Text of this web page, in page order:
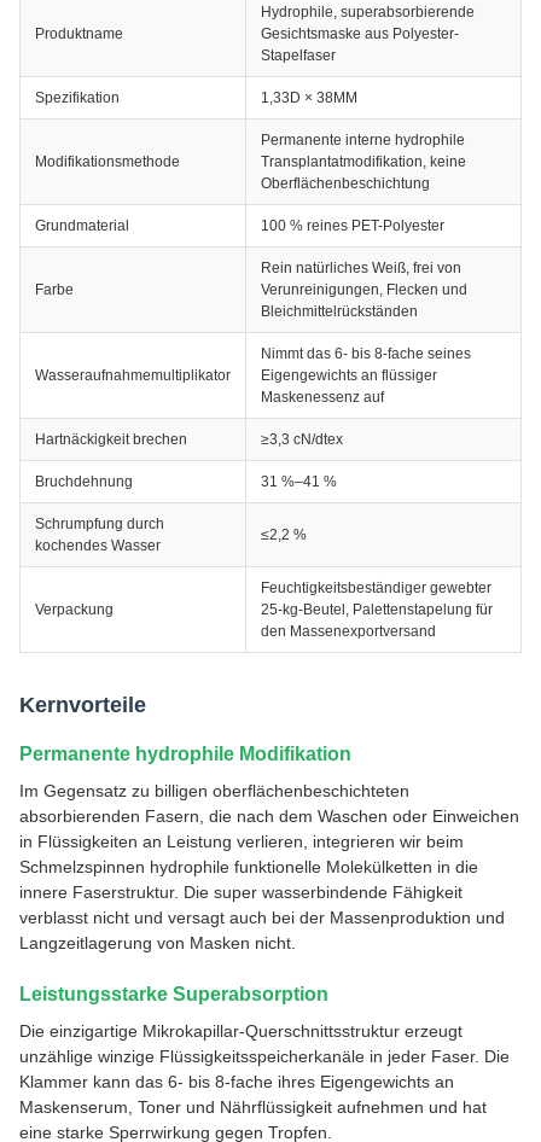
Produktname
Hydrophile, superabsorbierende
Gesichtsmaske aus Polyester-
Stapelfaser
Spezifikation 1,33D × 38MM
Modifikationsmethode
Permanente interne hydrophile
Transplantatmodifikation, keine
Oberflächenbeschichtung
Grundmaterial 100 % reines PET-Polyester
Farbe
Rein natürliches Weiß, frei von
Verunreinigungen, Flecken und
Bleichmittelrückständen
Wasseraufnahmemultiplikator
Nimmt das 6- bis 8-fache seines
Eigengewichts an flüssiger
Maskenessenz auf
Hartnäckigkeit brechen ≥3,3 cN/dtex
Bruchdehnung 31 %–41 %
Schrumpfung durch
kochendes Wasser
≤2,2 %
Verpackung
Feuchtigkeitsbeständiger gewebter
25-kg-Beutel, Palettenstapelung für
den Massenexportversand
Kernvorteile
Permanente hydrophile Modifikation
Im Gegensatz zu billigen oberflächenbeschichteten
absorbierenden Fasern, die nach dem Waschen oder Einweichen
in Flüssigkeiten an Leistung verlieren, integrieren wir beim
Schmelzspinnen hydrophile funktionelle Molekülketten in die
innere Faserstruktur. Die super wasserbindende Fähigkeit
verblasst nicht und versagt auch bei der Massenproduktion und
Langzeitlagerung von Masken nicht.
Leistungsstarke Superabsorption
Die einzigartige Mikrokapillar-Querschnittsstruktur erzeugt
unzählige winzige Flüssigkeitsspeicherkanäle in jeder Faser. Die
Klammer kann das 6- bis 8-fache ihres Eigengewichts an
Maskenserum, Toner und Nährflüssigkeit aufnehmen und hat
eine starke Sperrwirkung gegen Tropfen.